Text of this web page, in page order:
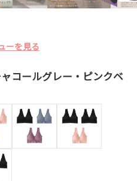
ーを見る
ャコールグレー・ピンクベ